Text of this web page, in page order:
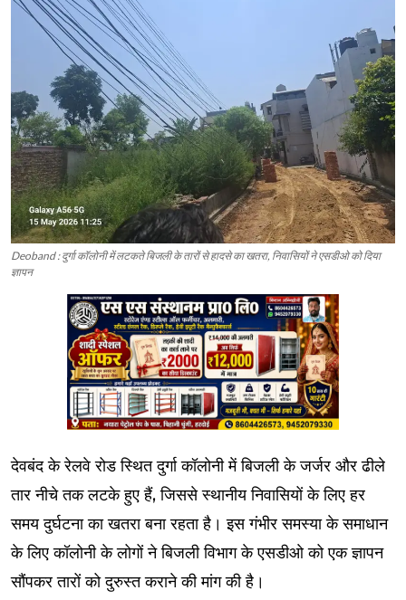
Deoband : दुर्गा कॉलोनी में लटकते बिजली के तारों से हादसे का खतरा, निवासियों ने एसडीओ को दिया
ज्ञापन
देवबंद के रेलवे रोड स्थित दुर्गा कॉलोनी में बिजली के जर्जर और ढीले
तार नीचे तक लटके हुए हैं, जिससे स्थानीय निवासियों के लिए हर
समय दुर्घटना का खतरा बना रहता है। इस गंभीर समस्या के समाधान
के लिए कॉलोनी के लोगों ने बिजली विभाग के एसडीओ को एक ज्ञापन
सौंपकर तारों को दुरुस्त कराने की मांग की है।